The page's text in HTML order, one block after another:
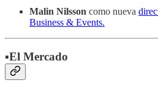
Malin Nilsson como nueva
Business & Events.
▪️El Mercado